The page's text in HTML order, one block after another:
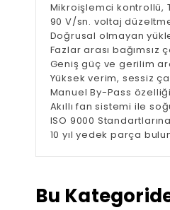
Mikroişlemci kontrollü,
90 V/sn. voltaj düzeltme
Doğrusal olmayan
Fazlar arası bağımsız
Geniş güç ve gerilim
Yüksek verim, sessiz
Manuel By-Pass özelliği
Akıllı fan sistemi ile
ISO 9000
10 yıl yedek parça
Bu